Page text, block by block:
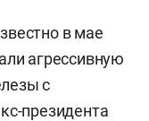
в мае
агрессивную
с
президента